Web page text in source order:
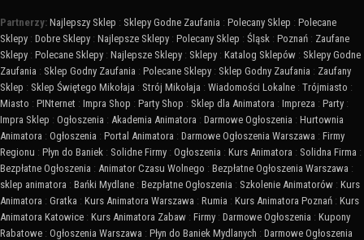
Partnerzy: Najlepszy Sklep : Sklepy Godne Zaufania : Polecany Sklep : Polecane
Sklepy : Dobre Sklepy : Najlepsze Sklepy : Polecany Sklep : Śląsk : Poznań : Zaufane
Sklepy : Polecane Sklepy : Najlepsze Sklepy : Sklepy : Katalog Sklepów : Sklepy Godne
Zaufania : Sklep Godny Zaufania : Polecane Sklepy : Sklep Godny Zaufania : Zaufany
Sklep : Sklep Świętego Mikołaja : Strój Mikołaja : Wiadomości Lokalne : Trójmiasto :
Miasto : PINternet : Impra Shop : Party Shop : Sklep dla Animatora : Impreza : Party :
Impra Sklep : Ogłoszenia : Akademia Animatora : Darmowe Ogłoszenia : Hurtownia
Animatora : Ogłoszenia : Portal Animatora : Darmowe Ogłoszenia Warszawa : Firmy
Regionu : Płyn do Baniek : Solidne Firmy : Ogłoszenia : Kurs Animatora : Solidna Firma :
Bezpłatne Ogłoszenia : Animator Czasu Wolnego : Bezpłatne Ogłoszenia Warszawa :
sklep animatora : Bańki Mydlane : Bezpłatne Ogłoszenia : Szkolenie Animatorów : Kurs
Animatora : Gratka : Kurs Animatora Warszawa : Rumia : Kurs Animatora Poznań : Kurs
Animatora Katowice : Kurs Animatora Zabaw : Firmy : Darmowe Ogłoszenia : Kupony
Rabatowe : Ogłoszenia Warszawa : Płyn do Baniek Mydlanych : Darmowe Ogłoszenia